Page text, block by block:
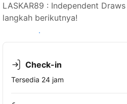
LASKAR89 : Independent
langkah berikutnya!
Lihat ketersediaan
Check-in
Tersedia 24 jam